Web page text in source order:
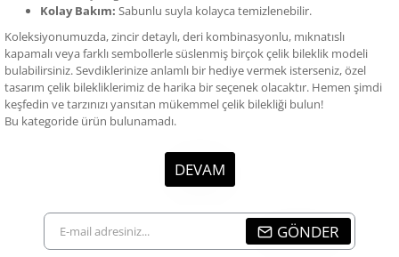
Kolay Bakım: Sabunlu suyla kolayca temizlenebilir.
Koleksiyonumuzda, zincir detaylı, deri kombinasyonlu, mıknatıslı
kapamalı veya farklı sembollerle süslenmiş birçok çelik bileklik modeli
bulabilirsiniz. Sevdiklerinize anlamlı bir hediye vermek isterseniz, özel
tasarım çelik bilekliklerimiz de harika bir seçenek olacaktır. Hemen şimdi
keşfedin ve tarzınızı yansıtan mükemmel çelik bilekliği bulun!
Bu kategoride ürün bulunamadı.
DEVAM
E-
mail
GÖNDER